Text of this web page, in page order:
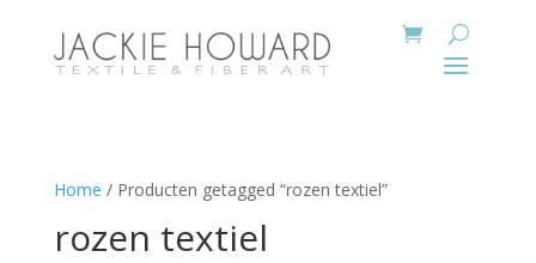
Home / Producten getagged “rozen textiel”
rozen textiel